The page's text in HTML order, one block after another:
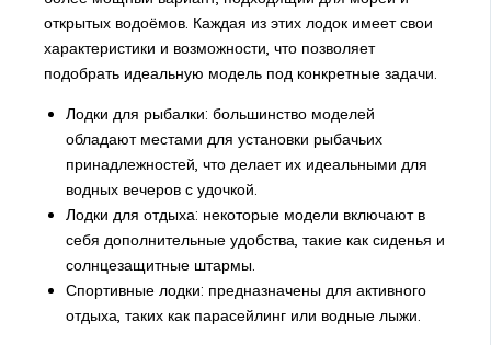
открытых водоёмов. Каждая из этих лодок имеет свои
характеристики и возможности, что позволяет
подобрать идеальную модель под конкретные задачи.
Лодки для рыбалки: большинство моделей
обладают местами для установки рыбачьих
принадлежностей, что делает их идеальными для
водных вечеров с удочкой.
Лодки для отдыха: некоторые модели включают в
себя дополнительные удобства, такие как сиденья и
солнцезащитные штармы.
Спортивные лодки: предназначены для активного
отдыха, таких как парасейлинг или водные лыжи.